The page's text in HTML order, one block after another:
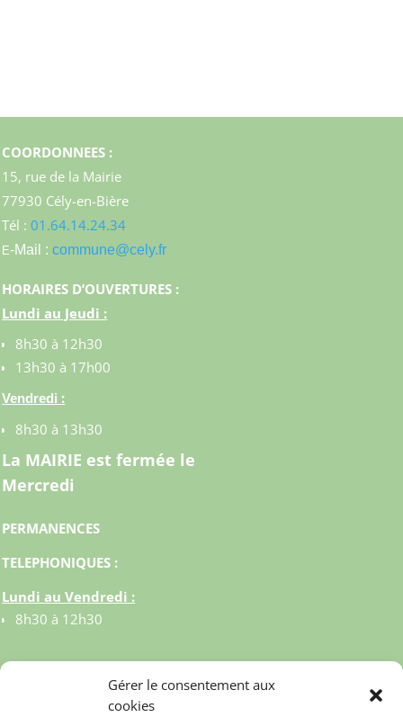
Gérer le consentement aux
cookies
COORDONNEES :
15, rue de la Mairie
77930 Cély-en-Bière
Tél :01.64.14.24.34
E-Mail :commune@cely.fr
HORAIRES D’OUVERTURES :
Lundi au Jeudi :
8h30 à 12h30
13h30 à 17h00
Vendredi :
8h30 à 13h30
La MAIRIE est fermée le
Mercredi
PERMANENCES
TELEPHONIQUES :
Lundi au Vendredi :
8h30 à 12h30